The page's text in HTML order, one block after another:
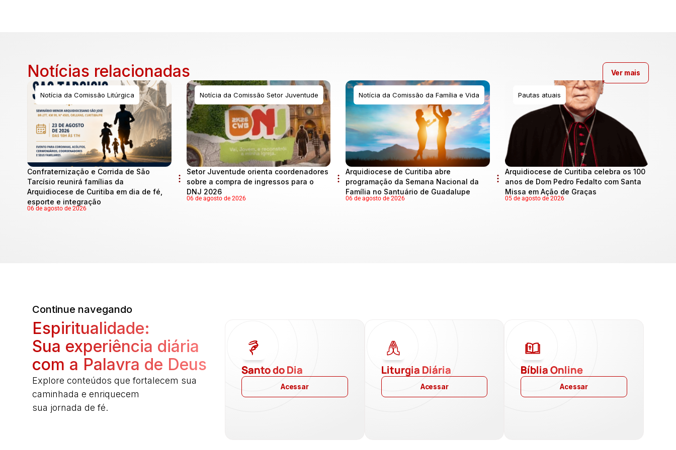
Notícias relacionadas
Notícia da Comissão Litúrgica
Confraternização e Corrida de São
Tarcísio reunirá famílias da
Arquidiocese de Curitiba em dia de fé,
esporte e integração
06 de agosto de 2026
Notícia da Comissão Setor Juventude
Setor Juventude orienta coordenadores
sobre a compra de ingressos para o
DNJ 2026
06 de agosto de 2026
Notícia da Comissão da Família e Vida
Arquidiocese de Curitiba abre
programação da Semana Nacional da
Família no Santuário de Guadalupe
06 de agosto de 2026
Pautas atuais
Arquidiocese de Curitiba celebra os 100
anos de Dom Pedro Fedalto com Santa
Missa em Ação de Graças
05 de agosto de 2026
Ver mais
Continue navegando
Espiritualidade:
Sua experiência diária
com a Palavra de Deus
Explore conteúdos que fortalecem sua
caminhada e enriquecem
sua jornada de fé.
Santo do Dia
Acessar
Liturgia Diária
Acessar
Bíblia Online
Acessar